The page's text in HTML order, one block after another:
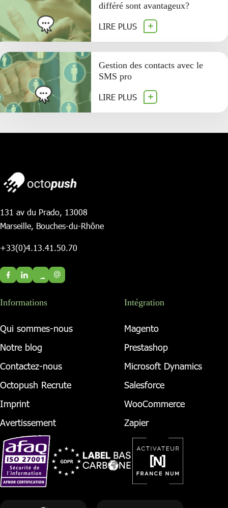
différé sont avantageux?
LIRE PLUS
Gestion des contacts avec le
SMS pro
LIRE PLUS
131 av du Prado, 13008
Marseille, Bouches-du-Rhône
+33(0)4.13.41.50.70
@
Informations
Qui sommes-nous
Notre blog
Contactez-nous
Octopush Recrute
Imprint
Avertissement
Intégration
Magento
Prestashop
Microsoft Dynamics
Salesforce
WooCommerce
Zapier